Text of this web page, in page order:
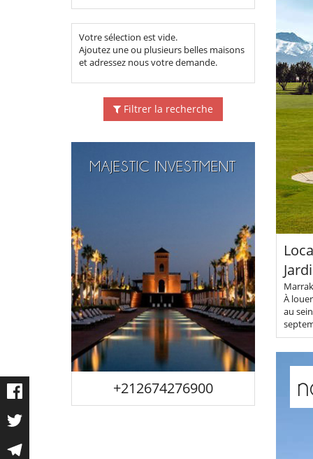
Votre sélection est vide.
Ajoutez une ou plusieurs belles maisons
et adressez nous votre demande.
Filtrer la recherche
MAJESTIC INVESTMENT
+212674276900
À
au